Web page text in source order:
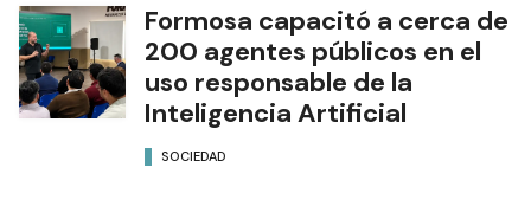
Formosa capacitó a cerca de
200 agentes públicos en el
uso responsable de la
Inteligencia Artificial
SOCIEDAD